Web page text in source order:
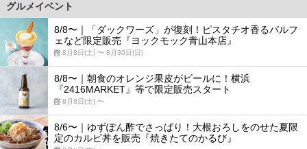
グルメイベント
8/8〜｜「ダックワーズ」が復刻！ピスタチオ香るパルフ
ェなど限定販売『ヨックモック青山本店』
8月8日(土) 〜 8月30日(日)
8/8〜｜朝食のオレンジ果皮がビールに！横浜
『2416MARKET』等で限定販売スタート
8月8日(土) 〜
8/6〜｜ゆずぽん酢でさっぱり！大根おろしをのせた夏限
定のカルビ丼を販売『焼きたてのかるび』